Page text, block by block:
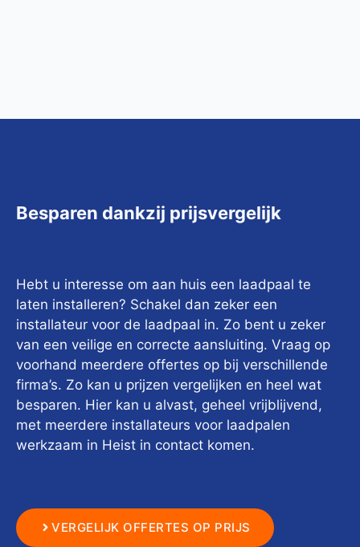
Besparen dankzij prijsvergelijk
Hebt u interesse om aan huis een laadpaal te
laten installeren? Schakel dan zeker een
installateur voor de laadpaal in. Zo bent u zeker
van een veilige en correcte aansluiting. Vraag op
voorhand meerdere offertes op bij verschillende
firma’s. Zo kan u prijzen vergelijken en heel wat
besparen. Hier kan u alvast, geheel vrijblijvend,
met meerdere installateurs voor laadpalen
werkzaam in Heist in contact komen.
VERGELIJK OFFERTES OP PRIJS